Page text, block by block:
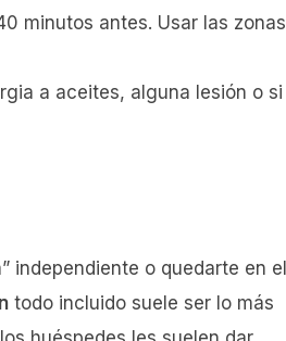
minutos antes. Usar las zonas
a aceites, alguna lesión o si
independiente o quedarte en el
todo incluido suele ser lo más